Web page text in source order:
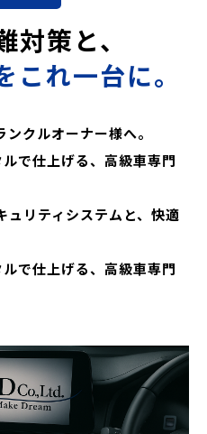
対策と、
れ一台に。
クルオーナー様へ。
で仕上げる、高級車専門
ュリティシステムと、快適
で仕上げる、高級車専門